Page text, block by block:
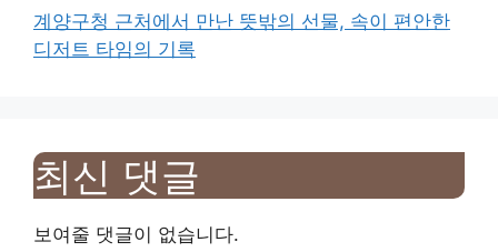
계양구청 근처에서 만난 뜻밖의 선물, 속이 편안한
디저트 타임의 기록
최신 댓글
보여줄 댓글이 없습니다.